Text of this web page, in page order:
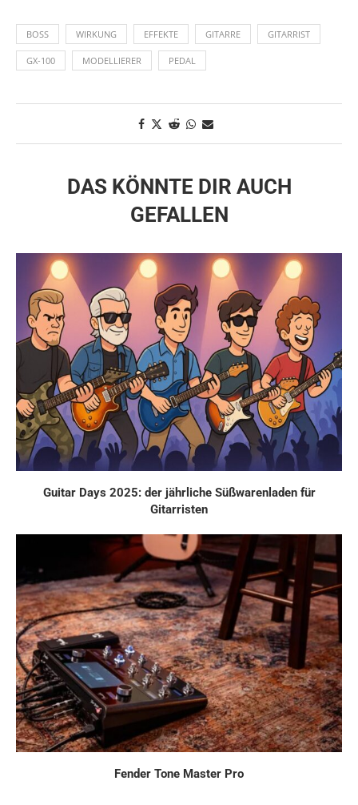
BOSS WIRKUNG EFFEKTE GITARRE GITARRIST
GX-100 MODELLIERER PEDAL
DAS KÖNNTE DIR AUCH
GEFALLEN
Guitar Days 2025: der jährliche Süßwarenladen für
Gitarristen
Fender Tone Master Pro